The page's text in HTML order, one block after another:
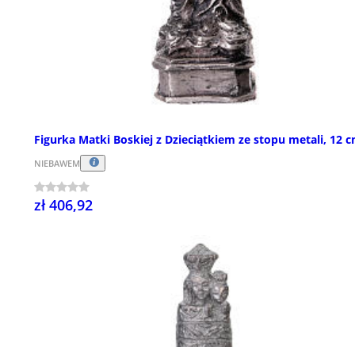
Figurka Matki Boskiej z Dzieciątkiem ze stopu metali, 12
NIEBAWEM
zł 406,92